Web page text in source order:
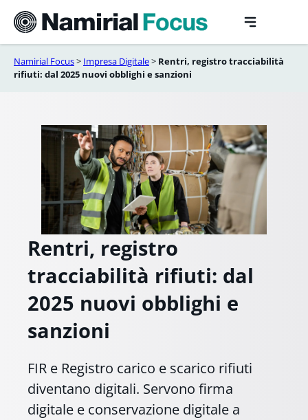
contenuto
Namirial Focus> Impresa Digitale> Rentri, registro tracciabilità
rifiuti: dal 2025 nuovi obblighi e sanzioni
Rentri, registro
tracciabilità rifiuti: dal
2025 nuovi obblighi e
sanzioni
FIR e Registro carico e scarico rifiuti
diventano digitali. Servono firma
digitale e conservazione digitale a